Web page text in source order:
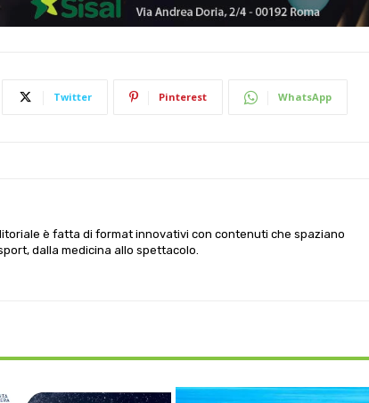
Twitter Pinterest WhatsApp
è fatta di format innovativi con contenuti che spaziano
dalla medicina allo spettacolo.